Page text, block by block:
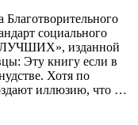
социального
изданной
Эту книгу если в
Хотя по
иллюзию, что …